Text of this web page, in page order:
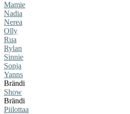
Mamie
Nadia
Nerea
Olly
Rua
Rylan
Sinnie
Sonja
Yanns
Brändi
Show
Brändi
Piilottaa